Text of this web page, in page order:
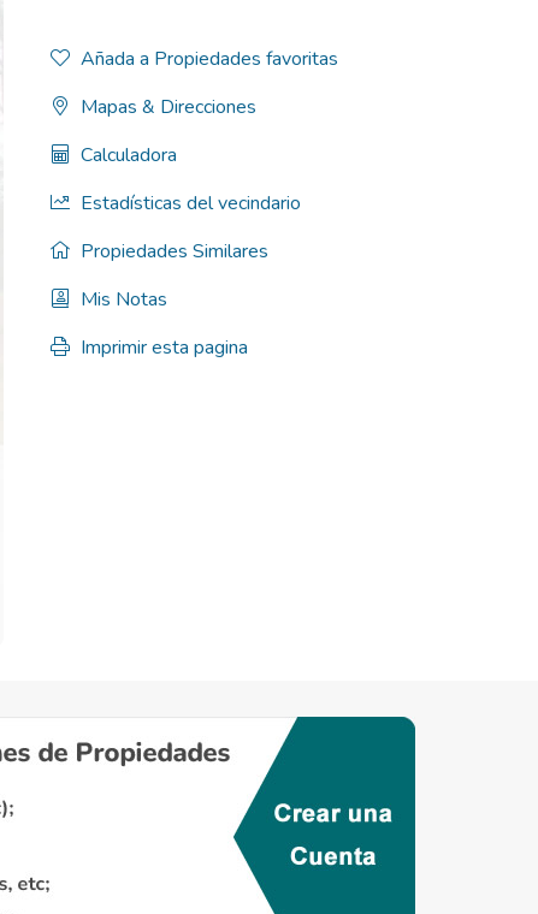
Añada a Propiedades favoritas
Mapas & Direcciones
Calculadora
Estadísticas del vecindario
Propiedades Similares
Mis Notas
Imprimir esta pagina